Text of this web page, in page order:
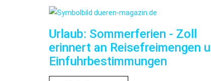
Urlaub: Sommerferien - Zoll
erinnert an Reisefreimengen
Einfuhrbestimmungen